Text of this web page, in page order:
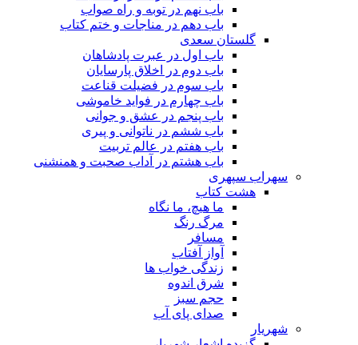
باب نهم در توبه و راه صواب
باب دهم در مناجات و ختم کتاب
گلستان سعدی
باب اول در عبرت پادشاهان
باب دوم در اخلاق پارسایان
باب سوم در فضیلت قناعت
باب چهارم در فواید خاموشى
باب پنجم در عشق و جوانى
باب ششم در ناتوانى و پیرى
باب هفتم در عالم تربیت
باب هشتم در آداب صحبت و همنشنى
سهراب سپهری
هشت کتاب
ما هیچ، ما نگاه
مرگ رنگ
مسافر
آواز آفتاب
زندگی خواب ها
شرق اندوه
حجم سبز
صدای پای آب
شهریار